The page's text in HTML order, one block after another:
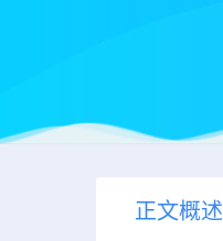
正文概述